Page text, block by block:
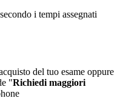
i tempi assegnati
del tuo esame oppure
"Richiedi maggiori